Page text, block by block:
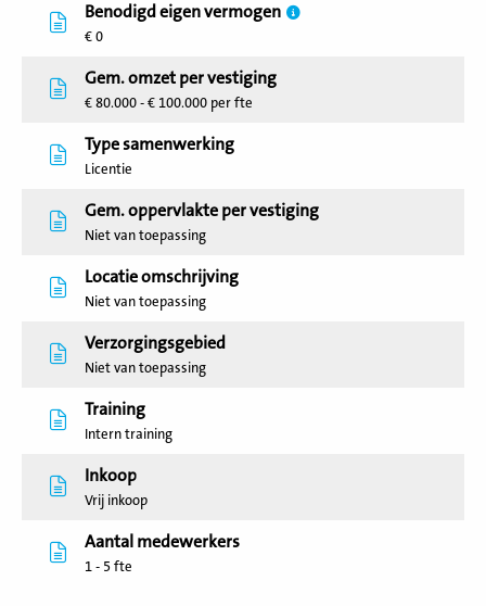
Benodigd eigen vermogen
€ 0
Gem. omzet per vestiging
€ 80.000 - € 100.000 per fte
Type samenwerking
Licentie
Gem. oppervlakte per vestiging
Niet van toepassing
Locatie omschrijving
Niet van toepassing
Verzorgingsgebied
Niet van toepassing
Training
Intern training
Inkoop
Vrij inkoop
Aantal medewerkers
1 - 5 fte